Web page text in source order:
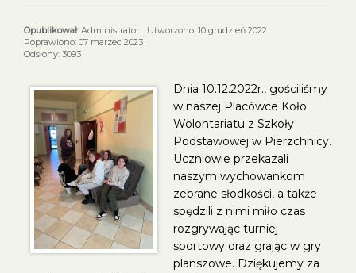
Administrator
Utworzono: 10 grudzień 2022
Poprawiono: 07 marzec 2023
Odsłony: 3093
Dnia 10.12.2022r., gościliśmy
w naszej Placówce Koło
Wolontariatu z Szkoły
Podstawowej w Pierzchnicy.
Uczniowie przekazali
naszym wychowankom
zebrane słodkości, a także
spędzili z nimi miło czas
rozgrywając turniej
sportowy oraz grając w gry
planszowe. Dziękujemy za